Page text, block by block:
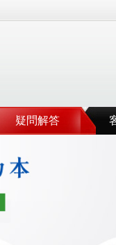
疑問解答